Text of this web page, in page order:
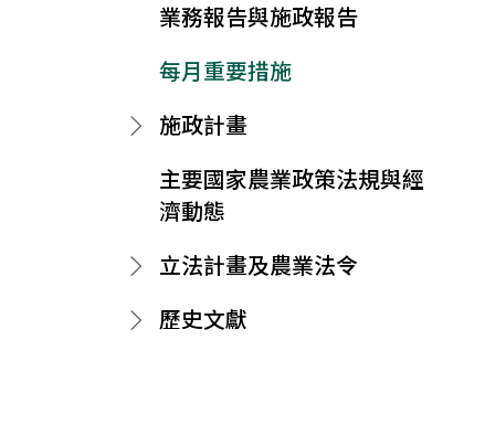
業務報告與施政報告
每月重要措施
施政計畫
主要國家農業政策法規與經
濟動態
立法計畫及農業法令
歷史文獻